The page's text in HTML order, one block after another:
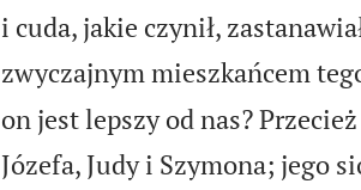
i cuda, jakie czynił,
zwyczajnym mieszkańcem
on jest lepszy od nas?
Józefa, Judy i Szymona; jego